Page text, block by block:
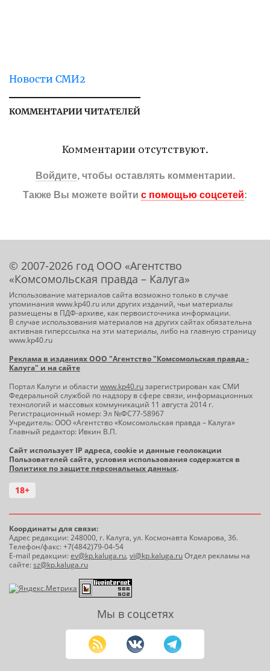
Новости СМИ2
КОММЕНТАРИИ ЧИТАТЕЛЕЙ
Комментарии отсутствуют.
Войдите, чтобы оставлять комментарии.
Также Вы можете войти с помощью соцсетей:
© 2007-2026 год ООО «Агентство
«Комсомольская правда – Калуга»
Использование материалов сайта возможно только в случае
упоминания www.kp40.ru или других изданий, чьи материалы
размещены в ПДФ-архиве, как первоисточника информации.
В случае использования материалов на других сайтах обязательна
активная гиперссылка на эти материалы, либо на главную страницу
www.kp40.ru
Реклама в изданиях ООО "Агентство "Комсомольская правда -
Калуга" и на сайте
Портал Калуги и области www.kp40.ruзарегистрирован как СМИ
Федеральной службой по надзору в сфере связи, информационных
технологий и массовых коммуникаций 11 августа 2014 г.
Регистрационный номер: Эл №ФС77-58967
Учредитель: ООО «Агентство «Комсомольская правда – Калуга»
Главный редактор: Ивкин В.П.
Сайт использует IP адреса, cookie и данные геолокации
Пользователей сайта, условия использования содержатся в
Политике по защите персональных данных.
18+
Координаты для связи:
Адрес редакции: 248000, г. Калуга, ул. Космонавта Комарова, 36.
Телефон/факс: +7(4842)79-04-54
E-mail редакции:ev@kp.kaluga.ru, vi@kp.kaluga.ruОтдел рекламы на
сайте:sz@kp.kaluga.ru
Мы в соцсетях